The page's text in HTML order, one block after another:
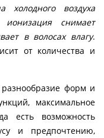
холодного воздуха
ионизация снимает
в волосах влагу.
от количества и
форм и
максимальное
есть возможность
и предпочтению,